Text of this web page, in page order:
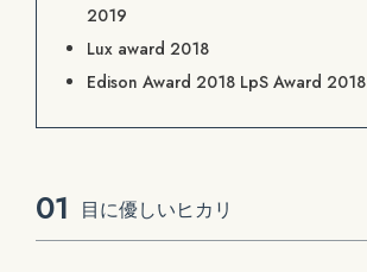
2019
Lux award 2018
Edison Award 2018 LpS Award 2018
01 目に優しいヒカリ